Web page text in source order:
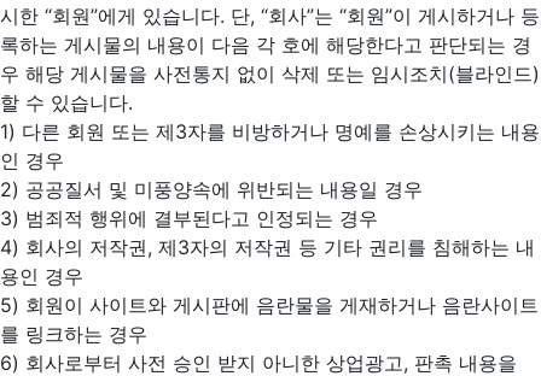
시한 “회원”에게 있습니다. 단, “회사”는 “회원”이 게시하거나 등
록하는 게시물의 내용이 다음 각 호에 해당한다고 판단되는 경
우 해당 게시물을 사전통지 없이 삭제 또는 임시조치(블라인드)
할 수 있습니다.
1) 다른 회원 또는 제3자를 비방하거나 명예를 손상시키는 내용
인 경우
2) 공공질서 및 미풍양속에 위반되는 내용일 경우
3) 범죄적 행위에 결부된다고 인정되는 경우
4) 회사의 저작권, 제3자의 저작권 등 기타 권리를 침해하는 내
용인 경우
5) 회원이 사이트와 게시판에 음란물을 게재하거나 음란사이트
를 링크하는 경우
6) 회사로부터 사전 승인 받지 아니한 상업광고, 판촉 내용을